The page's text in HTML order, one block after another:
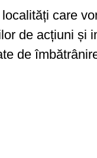
care
de acțiuni
de